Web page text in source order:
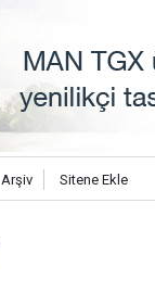
Arşiv Sitene Ekle